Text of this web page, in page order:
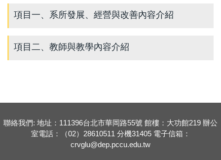
項目一、系所發展、經營與改善內容介紹
項目二、教師與教學內容介紹
聯絡我們: 地址：111396台北市華岡路55號 館樓：大功館219 辦公
室電話：（02）28610511 分機31405 電子信箱：
crvglu@dep.pccu.edu.tw